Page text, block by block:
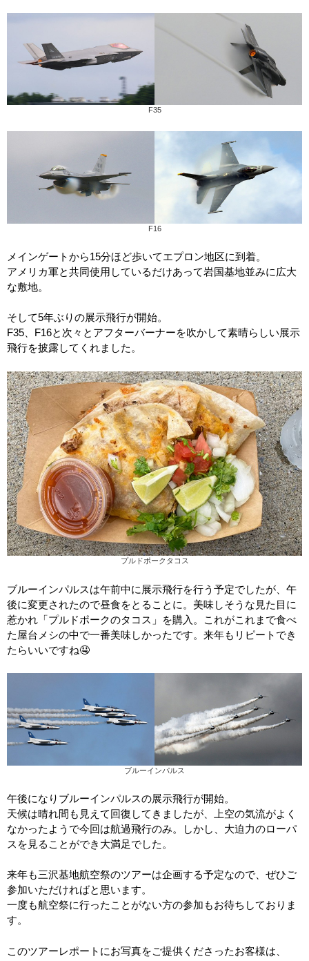
F35
F16
メインゲートから15分ほど歩いてエプロン地区に到着。
アメリカ軍と共同使用しているだけあって岩国基地並みに広大
な敷地。
そして5年ぶりの展示飛行が開始。
F35、F16と次々とアフターバーナーを吹かして素晴らしい展示
飛行を披露してくれました。
プルドポークタコス
ブルーインパルスは午前中に展示飛行を行う予定でしたが、午
後に変更されたので昼食をとることに。美味しそうな見た目に
惹かれ「プルドポークのタコス」を購入。これがこれまで食べ
た屋台メシの中で一番美味しかったです。来年もリピートでき
たらいいですね🤤
ブルーインパルス
午後になりブルーインパルスの展示飛行が開始。
天候は晴れ間も見えて回復してきましたが、上空の気流がよく
なかったようで今回は航過飛行のみ。しかし、大迫力のローパ
スを見ることができ大満足でした。
来年も三沢基地航空祭のツアーは企画する予定なので、ぜひご
参加いただければと思います。
一度も航空祭に行ったことがない方の参加もお待ちしておりま
す。
このツアーレポートにお写真をご提供くださったお客様は、